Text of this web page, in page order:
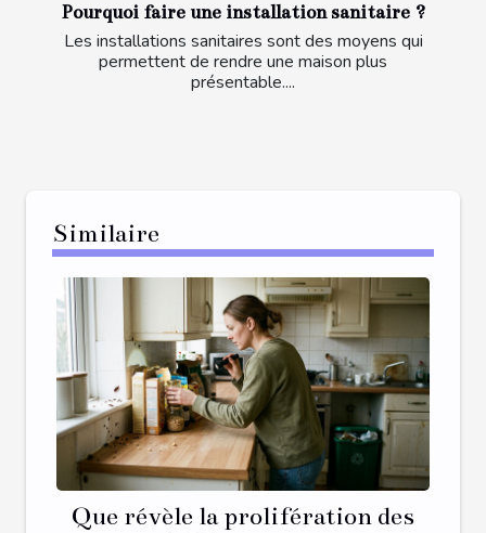
Pourquoi faire une installation sanitaire ?
Les installations sanitaires sont des moyens qui
permettent de rendre une maison plus
présentable....
Similaire
Que révèle la prolifération des